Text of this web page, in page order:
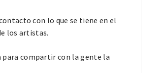
con lo que se tiene en el
los artistas.
para compartir con la gente la